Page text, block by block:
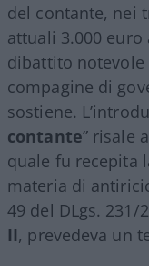
del contante, nei
attuali 3.000 euro
dibattito notevole
compagine di
sostiene.
contante” risale
quale fu recepita
materia di
49 del DLgs. 231/
II, prevedeva un